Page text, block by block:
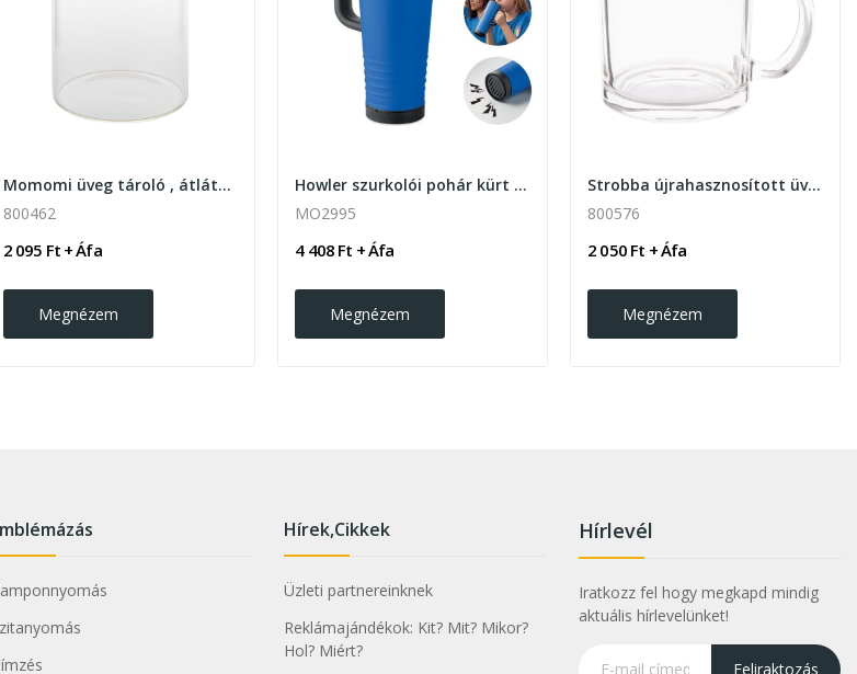
Momomi üveg tároló , átlátszó
800462
2 095 Ft + Áfa
Megnézem
Howler szurkolói pohár kürt funkcióval, 700ml
MO2995
4 408 Ft + Áfa
Megnézem
Strobba újrahasznosított üveg bögre 300ml,...
800576
2 050 Ft + Áfa
Megnézem
Hírek,Cikkek
Üzleti partnereinknek
Reklámajándékok: Kit? Mit? Mikor?
Hol? Miért?
Hírlevél
Iratkozz fel hogy megkapd mindig
aktuális hírlevelünket!
Feliraktozás